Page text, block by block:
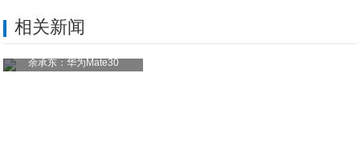
相关新闻
余承东：华为Mate30